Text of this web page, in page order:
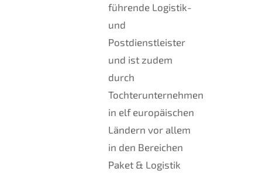
führende Logistik-
und
Postdienstleister
und ist zudem
durch
Tochterunternehmen
in elf europäischen
Ländern vor allem
in den Bereichen
Paket & Logistik